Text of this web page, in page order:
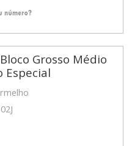
Grosso Médio
Especial